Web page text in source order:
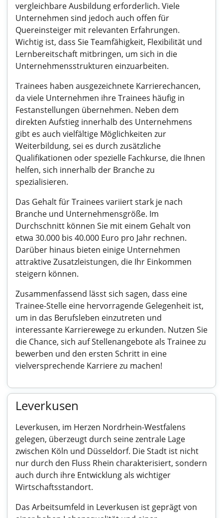
vergleichbare Ausbildung erforderlich. Viele
Unternehmen sind jedoch auch offen für
Quereinsteiger mit relevanten Erfahrungen.
Wichtig ist, dass Sie Teamfähigkeit, Flexibilität und
Lernbereitschaft mitbringen, um sich in die
Unternehmensstrukturen einzuarbeiten.
Trainees haben ausgezeichnete Karrierechancen,
da viele Unternehmen ihre Trainees häufig in
Festanstellungen übernehmen. Neben dem
direkten Aufstieg innerhalb des Unternehmens
gibt es auch vielfältige Möglichkeiten zur
Weiterbildung, sei es durch zusätzliche
Qualifikationen oder spezielle Fachkurse, die Ihnen
helfen, sich innerhalb der Branche zu
spezialisieren.
Das Gehalt für Trainees variiert stark je nach
Branche und Unternehmensgröße. Im
Durchschnitt können Sie mit einem Gehalt von
etwa 30.000 bis 40.000 Euro pro Jahr rechnen.
Darüber hinaus bieten einige Unternehmen
attraktive Zusatzleistungen, die Ihr Einkommen
steigern können.
Zusammenfassend lässt sich sagen, dass eine
Trainee-Stelle eine hervorragende Gelegenheit ist,
um in das Berufsleben einzutreten und
interessante Karrierewege zu erkunden. Nutzen Sie
die Chance, sich auf Stellenangebote als Trainee zu
bewerben und den ersten Schritt in eine
vielversprechende Karriere zu machen!
Leverkusen
Leverkusen, im Herzen Nordrhein-Westfalens
gelegen, überzeugt durch seine zentrale Lage
zwischen Köln und Düsseldorf. Die Stadt ist nicht
nur durch den Fluss Rhein charakterisiert, sondern
auch durch ihre Entwicklung als wichtiger
Wirtschaftsstandort.
Das Arbeitsumfeld in Leverkusen ist geprägt von